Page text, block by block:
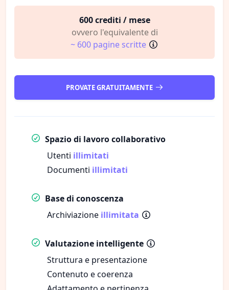
600 crediti / mese
ovvero l'equivalente di
~ 600 pagine scritte
PROVATE GRATUITAMENTE
Spazio di lavoro collaborativo
Utenti illimitati
Documenti illimitati
Base di conoscenza
Archiviazione illimitata
Valutazione intelligente
Struttura e presentazione
Contenuto e coerenza